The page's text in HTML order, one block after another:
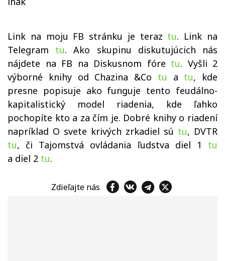
Link na moju FB stránku je teraz tu. Link na
Telegram tu. Ako skupinu diskutujúcich nás
nájdete na FB na Diskusnom fóre tu. Vyšli 2
výborné knihy od Chazina &Co tu a tu, kde
presne popisuje ako funguje tento feudálno-
kapitalistický model riadenia, kde ľahko
pochopíte kto a za čím je. Dobré knihy o riadení
napríklad O svete krivých zrkadiel sú tu, DVTR
tu, či Tajomstvá ovládania ľudstva diel 1 tu
a diel 2 tu.
Zdieľajte nás